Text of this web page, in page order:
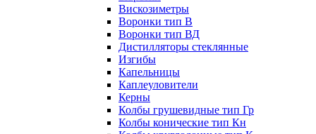
Вискозиметры
Воронки тип В
Воронки тип ВД
Дистилляторы стеклянные
Изгибы
Капельницы
Каплеуловители
Керны
Колбы грушевидные тип Гр
Колбы конические тип Кн